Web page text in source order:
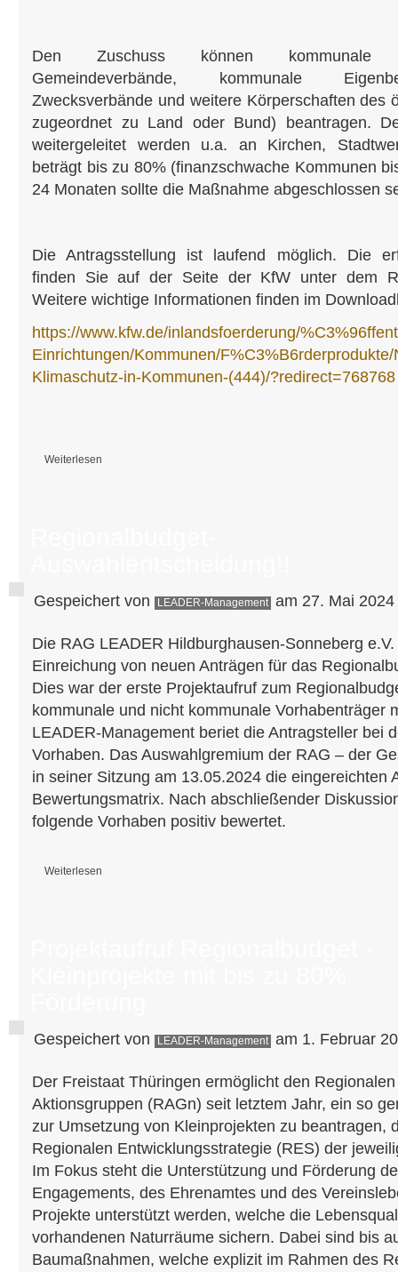
Den Zuschuss können kommunale
Gemeindeverbände, kommunale
Zwecksverbände und weitere Körperschaften des
zugeordnet zu Land oder Bund) beantragen.
weitergeleitet werden u.a. an Kirchen,
beträgt bis zu 80% (finanzschwache Kommunen
24 Monaten sollte die Maßnahme abgeschlossen
Die Antragsstellung ist laufend möglich. Die
finden Sie auf der Seite der KfW unter dem
Weitere wichtige Informationen finden im
https://www.kfw.de/inlandsfoerderung/
Einrichtungen/Kommunen/
Klimaschutz-in-Kommunen-(444)/?redirect=768768
Weiterlesen
Gespeichert von LEADER-Management am 27. Mai 2024
Die RAG LEADER Hildburghausen-Sonneberg
Einreichung von neuen Anträgen für das
Dies war der erste Projektaufruf zum
kommunale und nicht kommunale Vorhabenträger
LEADER-Management beriet die Antragsteller bei
Vorhaben. Das Auswahlgremium der RAG – der
in seiner Sitzung am 13.05.2024 die eingereichten
Bewertungsmatrix. Nach abschließender
folgende Vorhaben positiv bewertet.
Weiterlesen
Gespeichert von LEADER-Management am 1. Februar
Der Freistaat Thüringen ermöglicht den
Aktionsgruppen (RAGn) seit letztem Jahr, ein so
zur Umsetzung von Kleinprojekten zu beantragen,
Regionalen Entwicklungsstrategie (RES) der
Im Fokus steht die Unterstützung und Förderung
Engagements, des Ehrenamtes und des
Projekte unterstützt werden, welche die
vorhandenen Naturräume sichern. Dabei sind bis
Baumaßnahmen, welche explizit im Rahmen des